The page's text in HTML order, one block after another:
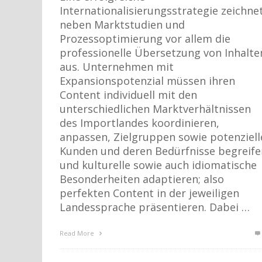
Internationalisierungsstrategie
neben Marktstudien und
Prozessoptimierung vor allem die
professionelle Übersetzung von
aus. Unternehmen mit
Expansionspotenzial müssen ihren
Content individuell mit den
unterschiedlichen Marktverhältnissen
des Importlandes koordinieren,
anpassen, Zielgruppen sowie
Kunden und deren Bedürfnisse
und kulturelle sowie auch idiomatische
Besonderheiten adaptieren; also
perfekten Content in der jeweiligen
Landessprache präsentieren. Dabei …
Read More